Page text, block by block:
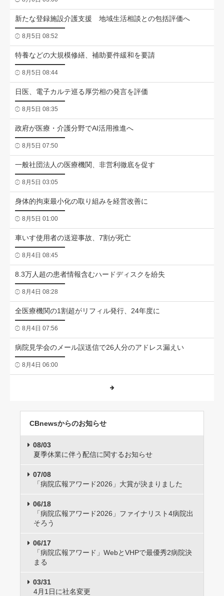
新たな登録施設介護支援 地域生活相談との包括評価へ
8月5日 08:52
特養などの大規模修繕、補助要件緩和を要請
8月5日 08:44
日医、電子カルテ巡る厚労相の発言を評価
8月5日 08:35
政府が医療・介護分野でAI活用推進へ
8月5日 07:50
一般社団法人の医療機関、非営利徹底を促す
8月5日 03:05
身体的拘束最小化の取り組みを経営改善に
8月5日 01:00
車いす使用者の送迎事故、7割が死亡
8月4日 08:45
8.3万人超の患者情報含むハードディスクを紛失
8月4日 08:28
全医療機関の1割超がリフィル発行、24年度に
8月4日 07:56
病院見学会のメール誤送信で26人分のアドレス漏えい
8月4日 06:00
CBnewsからのお知らせ
08/03
夏季休業に伴う配信に関するお知らせ
07/08
「病院広報アワード2026」大賞が決まりました
06/18
「病院広報アワード2026」ファイナリスト4病院出
そろう
06/17
「病院広報アワード」WebとVHPで最優秀2病院決
まる
03/31
4月1日に社名変更